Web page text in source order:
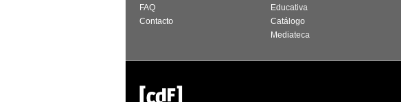
FAQ
Contacto
Educativa
Catálogo
Mediateca